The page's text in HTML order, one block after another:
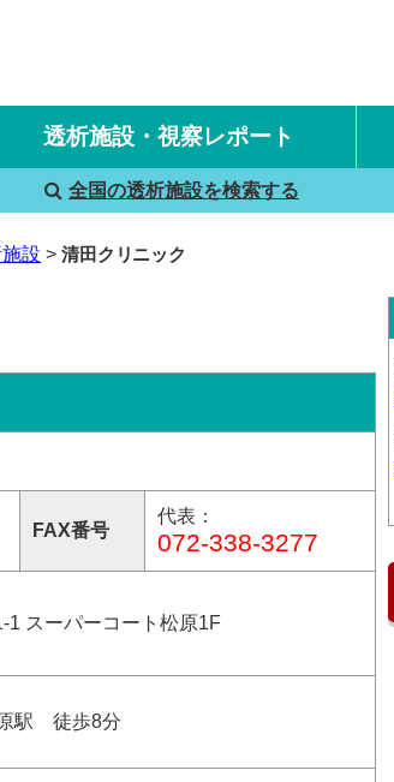
透析施設・視察レポート
国内旅行透析レポート
海外旅行透析レポート
全国の透析施設を検索する
設 清田クリニック
FAX番号
代表：
072-338-3277
1 スーパーコート松原1F
駅 徒歩8分